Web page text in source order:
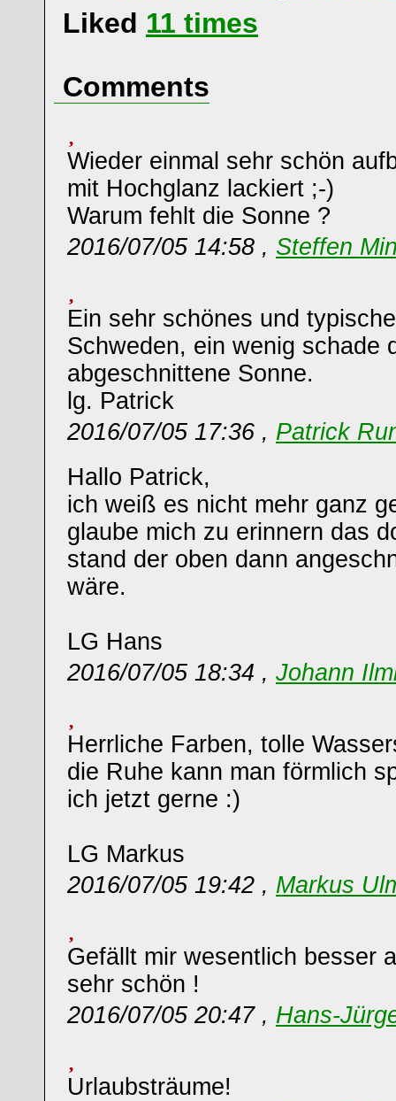
Liked 11 times
Comments
Wieder einmal sehr schön
mit Hochglanz lackiert ;-)
Warum fehlt die Sonne ?
2016/07/05 14:58 , Steffen
Ein sehr schönes und
Schweden, ein wenig schade
abgeschnittene Sonne.
lg. Patrick
2016/07/05 17:36 , Patrick
Hallo Patrick,
ich weiß es nicht mehr ganz
glaube mich zu erinnern das
stand der oben dann
wäre.
LG Hans
2016/07/05 18:34 , Johann
Herrliche Farben, tolle
die Ruhe kann man förmlich
ich jetzt gerne :)
LG Markus
2016/07/05 19:42 , Markus
Gefällt mir wesentlich besser
sehr schön !
2016/07/05 20:47 , Hans-
Urlaubsträume!